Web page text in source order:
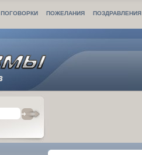
ПОГОВОРКИ ПОЖЕЛАНИЯ ПОЗДРАВЛЕНИЯ